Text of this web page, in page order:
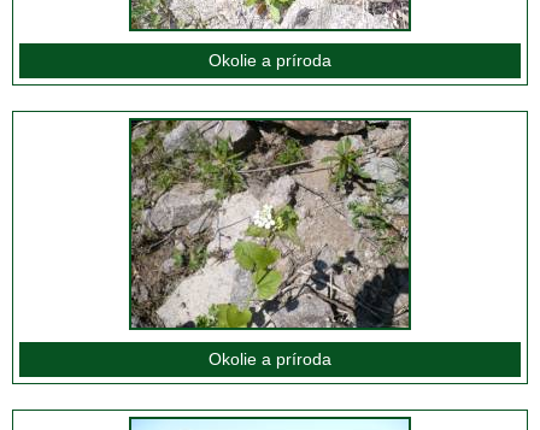
Okolie a príroda
Okolie a príroda